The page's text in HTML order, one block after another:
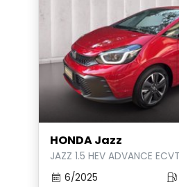
HONDA Jazz
JAZZ 1.5 HEV ADVANCE ECVT
6/2025